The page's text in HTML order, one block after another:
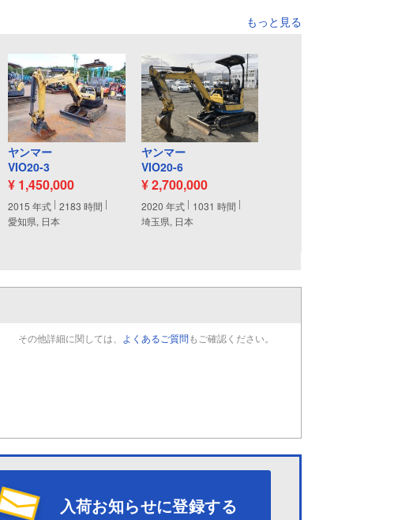
Zero tail swing mini excavator
works.
Used machine with normal scratches
rust and dirt.
Inspection welcome.
Export shipping support available
from Japan.
We have experience exporting
construction machinery worldwide.
More Japanese construction
machinery available.
もっと見る
ヤンマー
VIO20-3
¥ 1,450,000
2015 年式 2183 時間
愛知県, 日本
ヤンマー
VIO20-6
¥ 2,700,000
2020 年式 1031 時間
埼玉県, 日本
その他詳細に関しては、 よくあるご質問もご確認ください。
入荷お知らせに登録する